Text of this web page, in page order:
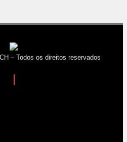
– Todos os direitos reservados